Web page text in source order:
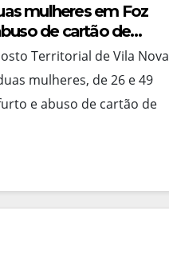
mulheres em Foz
de cartão de
Territorial de Vila Nova
mulheres, de 26 e 49
e abuso de cartão de